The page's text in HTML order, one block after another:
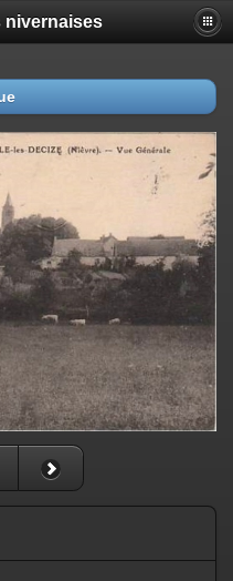
nivernaises